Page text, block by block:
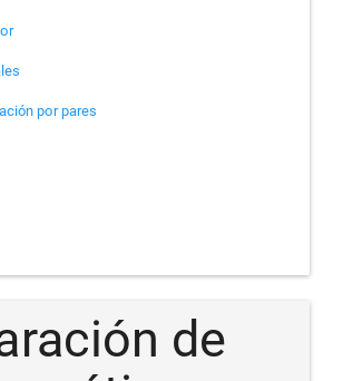
por pares
de